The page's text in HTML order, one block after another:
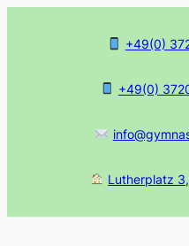
+49(0)
+49(0)
Lutherplatz